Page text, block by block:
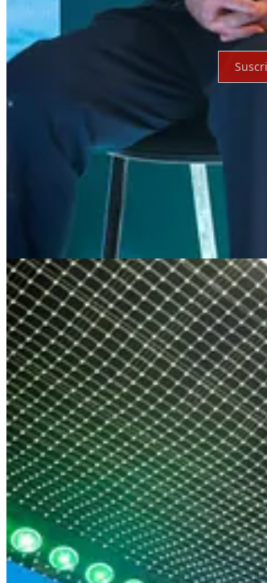
Por supuesto, sigue adelante.
es el hogar de la gran cultura